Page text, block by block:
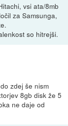
vsi ata/8mb
za Samsunga,
so hitrejši.
zdej še nism
8gb disk že 5
ne daje od